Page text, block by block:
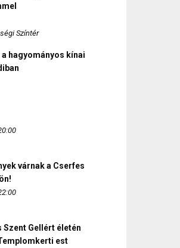
Színtér
hagyományos kínai
várnak a Cserfes
Gellért életén
est